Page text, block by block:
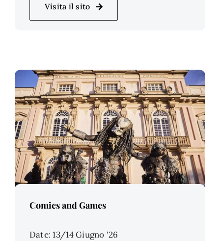
Visita il sito
Comics and Games
Date: 13/14 Giugno '26